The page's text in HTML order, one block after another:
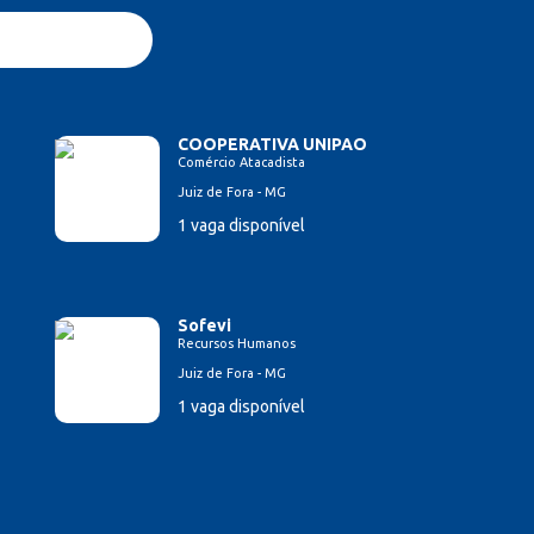
COOPERATIVA UNIPAO
Comércio Atacadista
Juiz de Fora - MG
1 vaga disponível
Sofevi
Recursos Humanos
Juiz de Fora - MG
1 vaga disponível